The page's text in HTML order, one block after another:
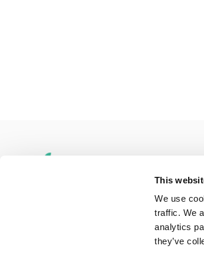
This
We use
traffic. We
analytics
they’ve